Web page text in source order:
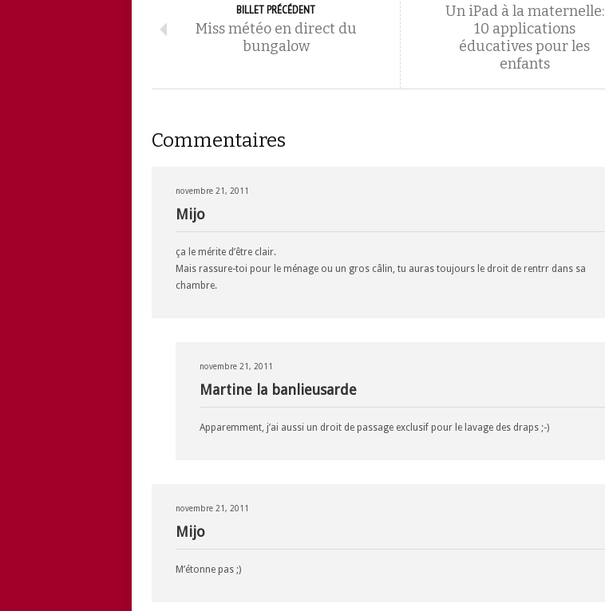
BILLET PRÉCÉDENT
Miss météo en direct du
bungalow
Un iPad à la maternelle:
10 applications
éducatives pour les
enfants
Commentaires
novembre 21, 2011
Mijo
ça le mérite d’être clair.
Mais rassure-toi pour le ménage ou un gros câlin, tu auras toujours le droit de rentrr dans sa
chambre.
novembre 21, 2011
Martine la banlieusarde
Apparemment, j’ai aussi un droit de passage exclusif pour le lavage des draps ;-)
novembre 21, 2011
Mijo
M’étonne pas ;)